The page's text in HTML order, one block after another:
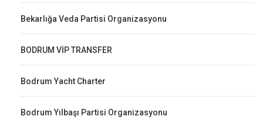
Bekarlığa Veda Partisi Organizasyonu
BODRUM VİP TRANSFER
Bodrum Yacht Charter
Bodrum Yılbaşı Partisi Organizasyonu